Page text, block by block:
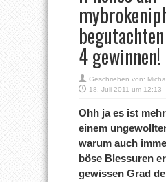
4 gewinnen!
Geschrieben von:
18. Juli 2011 um 12:13
Ohh ja es ist
einem
warum auch
böse Blessuren
gewissen Grad